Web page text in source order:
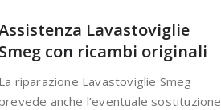
Lavastoviglie
Smeg con ricambi originali
La riparazione Lavastoviglie Smeg
anche l’eventuale sostituzione